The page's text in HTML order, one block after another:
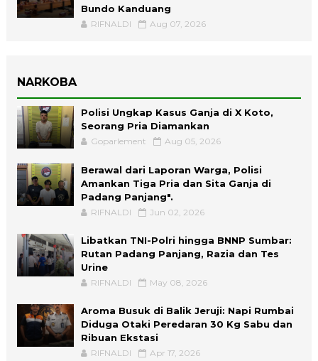
Bundo Kanduang
RIFNALDI Aug 07, 2026
NARKOBA
Polisi Ungkap Kasus Ganja di X Koto,
Seorang Pria Diamankan
Goparlement Aug 05, 2026
Berawal dari Laporan Warga, Polisi
Amankan Tiga Pria dan Sita Ganja di
Padang Panjang".
RIFNALDI Jun 02, 2026
Libatkan TNI-Polri hingga BNNP Sumbar:
Rutan Padang Panjang, Razia dan Tes
Urine
RIFNALDI May 08, 2026
Aroma Busuk di Balik Jeruji: Napi Rumbai
Diduga Otaki Peredaran 30 Kg Sabu dan
Ribuan Ekstasi
RIFNALDI Apr 17, 2026